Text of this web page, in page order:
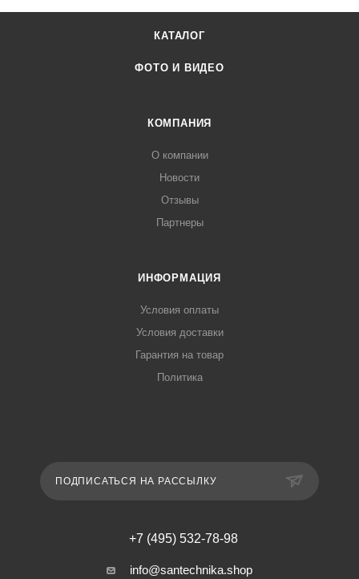
КАТАЛОГ
ФОТО И ВИДЕО
КОМПАНИЯ
О компании
Новости
Отзывы
Партнеры
ИНФОРМАЦИЯ
Условия оплаты
Условия доставки
Гарантия на товар
Политика
ПОДПИСАТЬСЯ НА РАССЫЛКУ
+7 (495) 532-78-98
info@santechnika.shop